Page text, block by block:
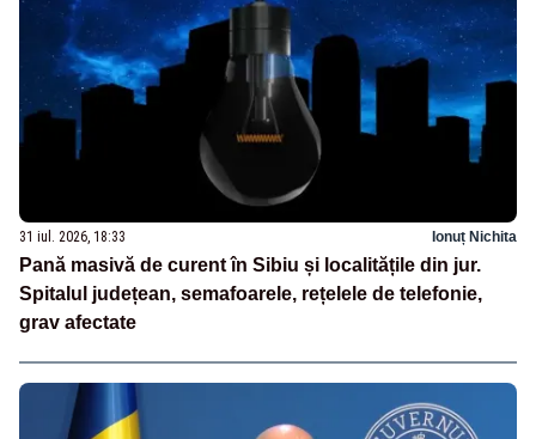
31 iul. 2026, 18:33 Ionuț Nichita
Pană masivă de curent în Sibiu și localitățile din jur.
Spitalul județean, semafoarele, rețelele de telefonie,
grav afectate